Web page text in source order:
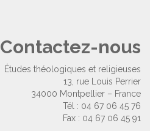
Contactez-nous
Études théologiques et religieuses
13, rue Louis Perrier
34000 Montpellier – France
Tél : 04 67 06 45 76
Fax : 04 67 06 45 91